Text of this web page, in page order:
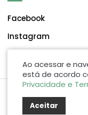
Facebook
Instagram
Ao acessar e
está de acordo
Privacidade e
Aceitar